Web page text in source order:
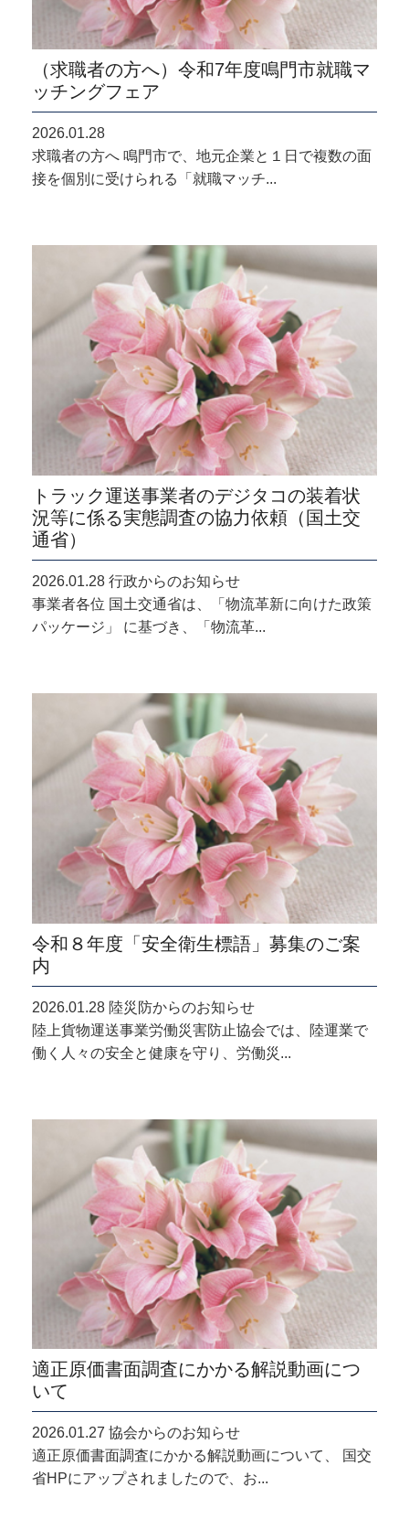
（求職者の方へ）令和7年度鳴門市就職マ
ッチングフェア
2026.01.28
求職者の方へ 鳴門市で、地元企業と１日で複数の面
接を個別に受けられる「就職マッチ...
トラック運送事業者のデジタコの装着状
況等に係る実態調査の協力依頼（国土交
通省）
2026.01.28 行政からのお知らせ
事業者各位 国土交通省は、「物流革新に向けた政策
パッケージ」 に基づき、「物流革...
令和８年度「安全衛生標語」募集のご案
内
2026.01.28 陸災防からのお知らせ
陸上貨物運送事業労働災害防止協会では、陸運業で
働く人々の安全と健康を守り、労働災...
適正原価書面調査にかかる解説動画につ
いて
2026.01.27 協会からのお知らせ
適正原価書面調査にかかる解説動画について、 国交
省HPにアップされましたので、お...